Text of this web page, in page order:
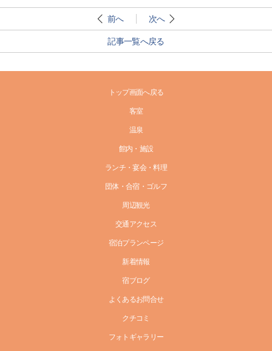
前へ 次へ
記事一覧へ戻る
トップ画面へ戻る
客室
温泉
館内・施設
ランチ・宴会・料理
団体・合宿・ゴルフ
周辺観光
交通アクセス
宿泊プランページ
新着情報
宿ブログ
よくあるお問合せ
クチコミ
フォトギャラリー